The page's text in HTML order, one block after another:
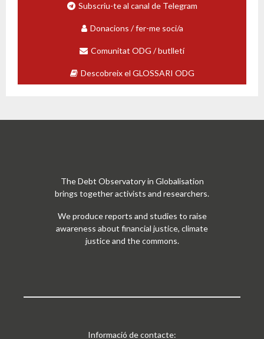
Subscriu-te al canal de Telegram
Donacions / fer-me soci/a
Comunitat ODG / butlletí
Descobreix el GLOSSARI ODG
The Debt Observatory in Globalisation
brings together activists and researchers.
We produce reports and studies to raise
awareness about financial justice, climate
justice and the commons.
Informació de contacte: